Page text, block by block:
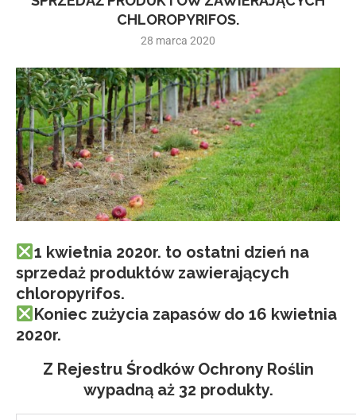
CHLOROPYRIFOS.
28 marca 2020
1 kwietnia 2020r. to ostatni dzień na
sprzedaż produktów zawierających
chloropyrifos.
Koniec zużycia zapasów do 16 kwietnia
2020r.
Z Rejestru Środków Ochrony Roślin
wypadną aż 32 produkty.